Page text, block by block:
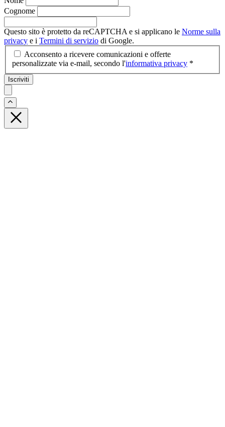
Cognome
Questo sito è protetto da reCAPTCHA e si applicano le Norme sulla
privacy e i Termini di servizio di Google.
Acconsento a ricevere comunicazioni e offerte
personalizzate via e-mail, secondo l'informativa privacy *
Iscriviti